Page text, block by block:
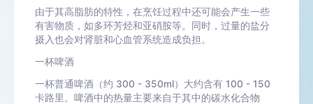
由于其高脂肪的特性，在烹饪过程中还可能会产生一些
有害物质，如多环芳烃和亚硝胺等。同时，过量的盐分
摄入也会对肾脏和心血管系统造成负担。
一杯啤酒
一杯普通啤酒（约 300 - 350ml）大约含有 100 - 150
卡路里。啤酒中的热量主要来自于其中的碳水化合物